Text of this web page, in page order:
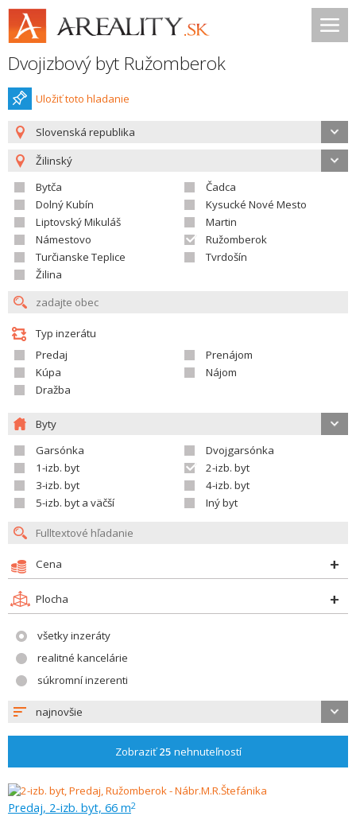
Dvojizbový byt Ružomberok
Uložiť toto hladanie
Slovenská republika
Žilinský
Bytča
Čadca
Dolný Kubín
Kysucké Nové Mesto
Liptovský Mikuláš
Martin
Námestovo
Ružomberok
Turčianske Teplice
Tvrdošín
Žilina
Typ inzerátu
Predaj
Prenájom
Kúpa
Nájom
Dražba
Byty
Garsónka
Dvojgarsónka
1-izb. byt
2-izb. byt
3-izb. byt
4-izb. byt
5-izb. byt a väčší
Iný byt
Cena
Plocha
všetky inzeráty
realitné kancelárie
súkromní inzerenti
najnovšie
Zobraziť25 nehnuteľností
Predaj, 2-izb. byt, 66 m2